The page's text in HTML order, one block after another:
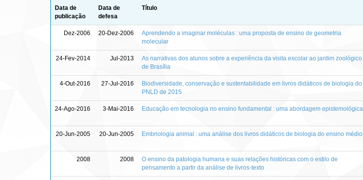
Data de
publicação
Data de
defesa
Título
Dez-2006 20-Dez-2006
Aprendendo a imaginar moléculas : uma proposta de ensino de geometria
molecular
24-Fev-2014 Jul-2013
As narrativas dos alunos sobre a experiência da visita escolar ao jardim zoológico
de Brasília
4-Out-2016 27-Jul-2016
Biodiversidade, conservação e sustentabilidade em livros didáticos de biologia do
PNLD de 2015
24-Ago-2016 3-Mai-2016 Educação em tecnologia no ensino fundamental : uma abordagem epistemológica
20-Jun-2005 20-Jun-2005 Embriologia animal : uma análise dos livros didáticos de biologia do ensino médio
2008 2008
O ensino da patologia humana e suas relações históricas com o estilo de
pensamento a partir da análise de livros-texto